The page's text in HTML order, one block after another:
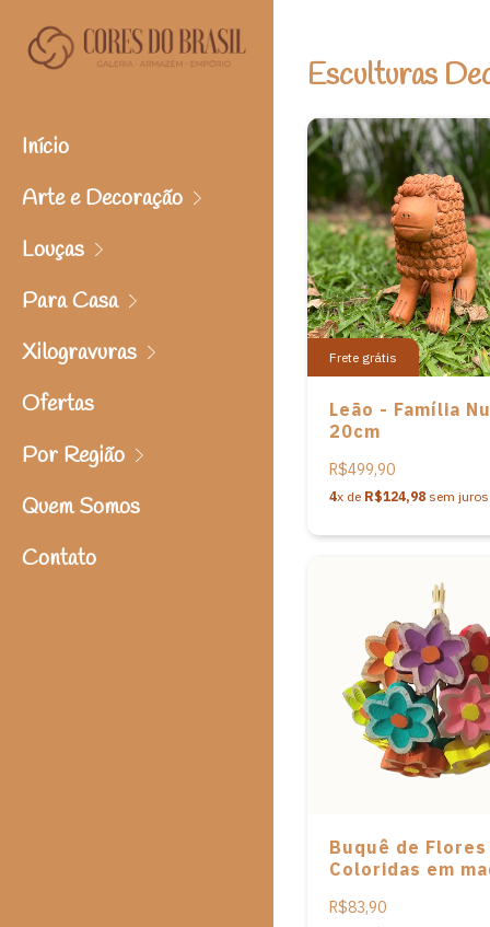
Início
Arte e Decoração
Louças
Para Casa
Xilogravuras
Ofertas
Por Região
Quem Somos
Contato
Esculturas
Frete grátis
Leão - Família
20cm
R$499,90
4x de R$124,98 sem juros
Buquê de Flores
Coloridas em
R$83,90